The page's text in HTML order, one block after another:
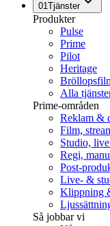
01Tjänster
Produkter
Pulse
Prime
Pilot
Heritage
Alla
Prime-områden
Reklam &
Film,
Studio,
Regi,
Post-
Live- &
Klippning
Så jobbar vi